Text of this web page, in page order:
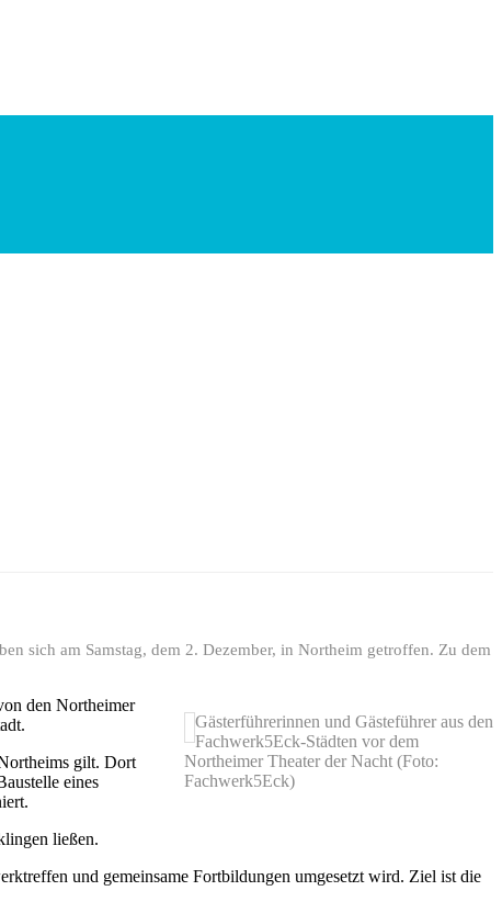
sich am Samstag, dem 2. Dezember, in Northeim getroffen. Zu dem
Gästerführerinnen und Gästeführer aus den
Fachwerk5Eck-Städten vor dem
Northeimer Theater der Nacht (Foto:
Fachwerk5Eck)
den Northeimer
gilt. Dort
eines
ließen.
und gemeinsame Fortbildungen umgesetzt wird. Ziel ist die